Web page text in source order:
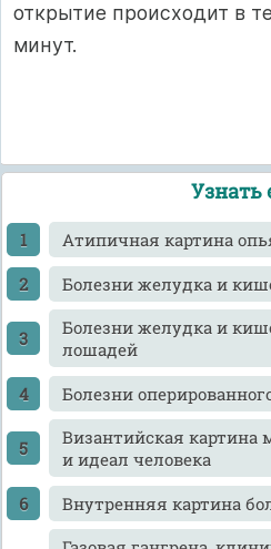
открытие происходит в
минут.
Узнать
Атипичная картина
Болезни желудка и
Болезни желудка и
лошадей
Болезни
Византийская картина
и идеал человека
Внутренняя картина